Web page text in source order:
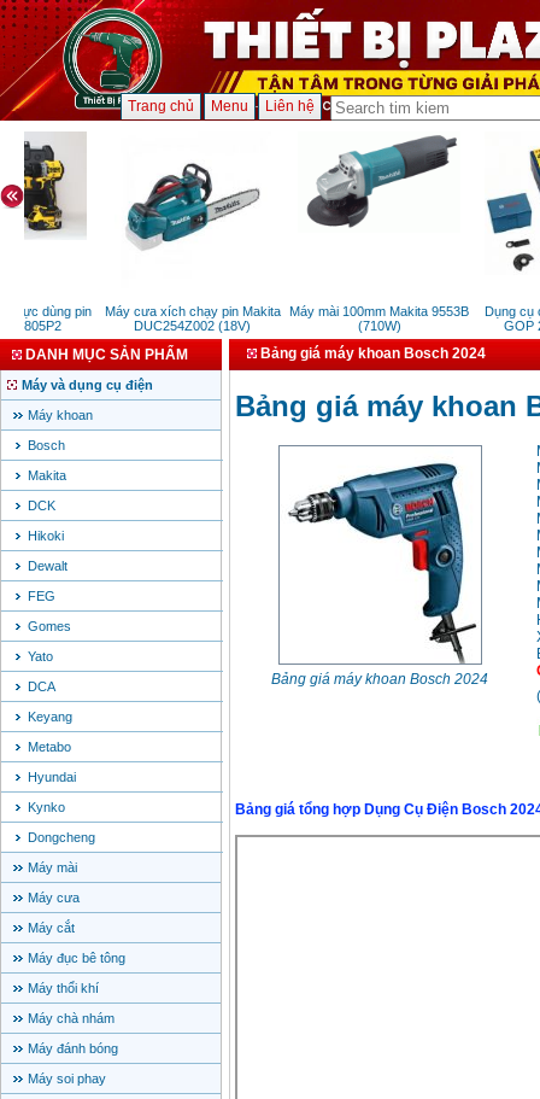
Trang chủ Menu Liên hệ
lực dùng pin
Máy cưa xích chạy pin Makita
DUC254Z002 (18V)
Máy mài 100mm Makita 9553B
(710W)
Dụng cụ
GOP
DANH MỤC SẢN PHẨM
Máy và dụng cụ điện
Máy khoan
Bosch
Makita
DCK
Hikoki
Dewalt
FEG
Gomes
Yato
DCA
Keyang
Metabo
Hyundai
Kynko
Dongcheng
Máy mài
Máy cưa
Máy cắt
Máy đục bê tông
Máy thổi khí
Máy chà nhám
Máy đánh bóng
Máy soi phay
Bảng giá máy khoan Bosch 2024
Bảng giá máy khoan
Bảng giá máy khoan Bosch 2024
(
Bảng giá tổng hợp Dụng Cụ Điện Bosch